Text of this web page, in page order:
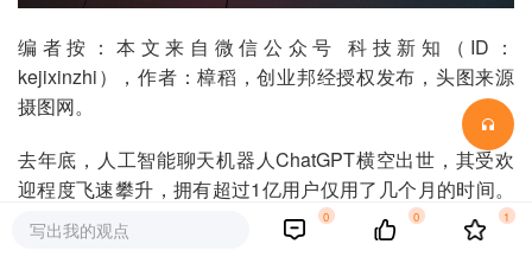
编者按：本文来自微信公众号 科技新知（ID：
kejixinzhi），作者：樟稻，创业邦经授权发布，头图来源
摄图网。
去年底，人工智能聊天机器人ChatGPT横空出世，其受欢
迎程度飞速攀升，拥有超过1亿用户仅用了几个月的时间。
在尝鲜者眼里，ChatGPT几乎具备无所不能的形象，于是
就有人想利用它在二级市场上获利。
写出我的观点
0 0 1